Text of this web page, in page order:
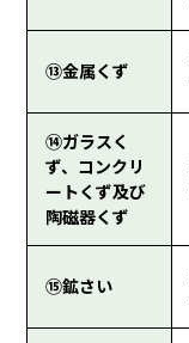
⑬金属くず
⑭ガラスく
ず、コンクリ
ートくず及び
陶磁器くず
⑮鉱さい